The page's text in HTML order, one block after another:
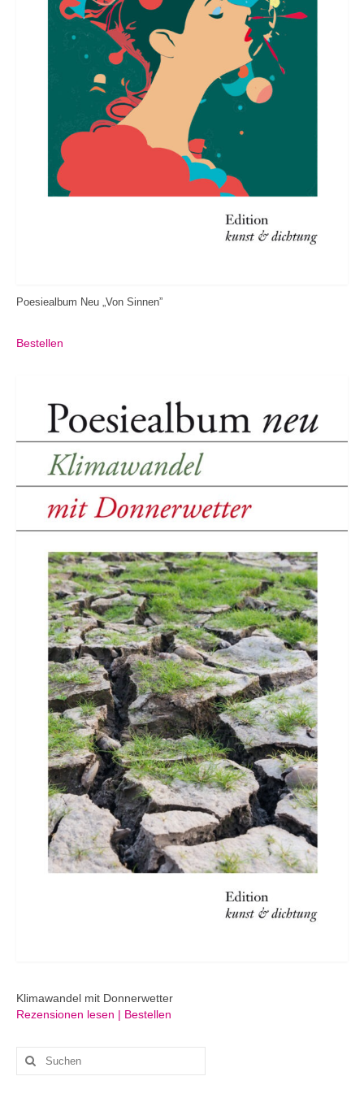
Poesiealbum Neu „Von Sinnen”
Bestellen
Klimawandel mit Donnerwetter
Rezensionen lesen | Bestellen
Suchen
nach: